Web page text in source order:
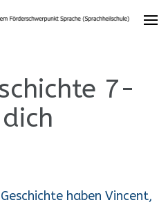
7-
haben Vincent,